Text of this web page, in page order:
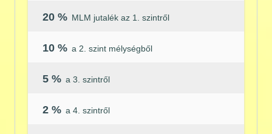
20 % MLM jutalék az 1. szintről
10 % a 2. szint mélységből
5 % a 3. szintről
2 % a 4. szintről